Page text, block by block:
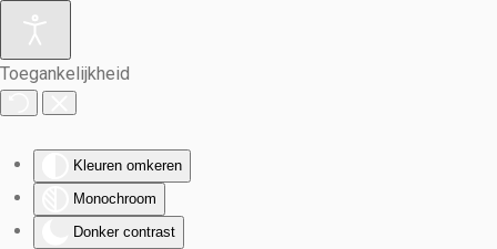
Toegankelijkheid
Kleuren omkeren
Monochroom
Donker contrast
Terug naar hoofdinhoud